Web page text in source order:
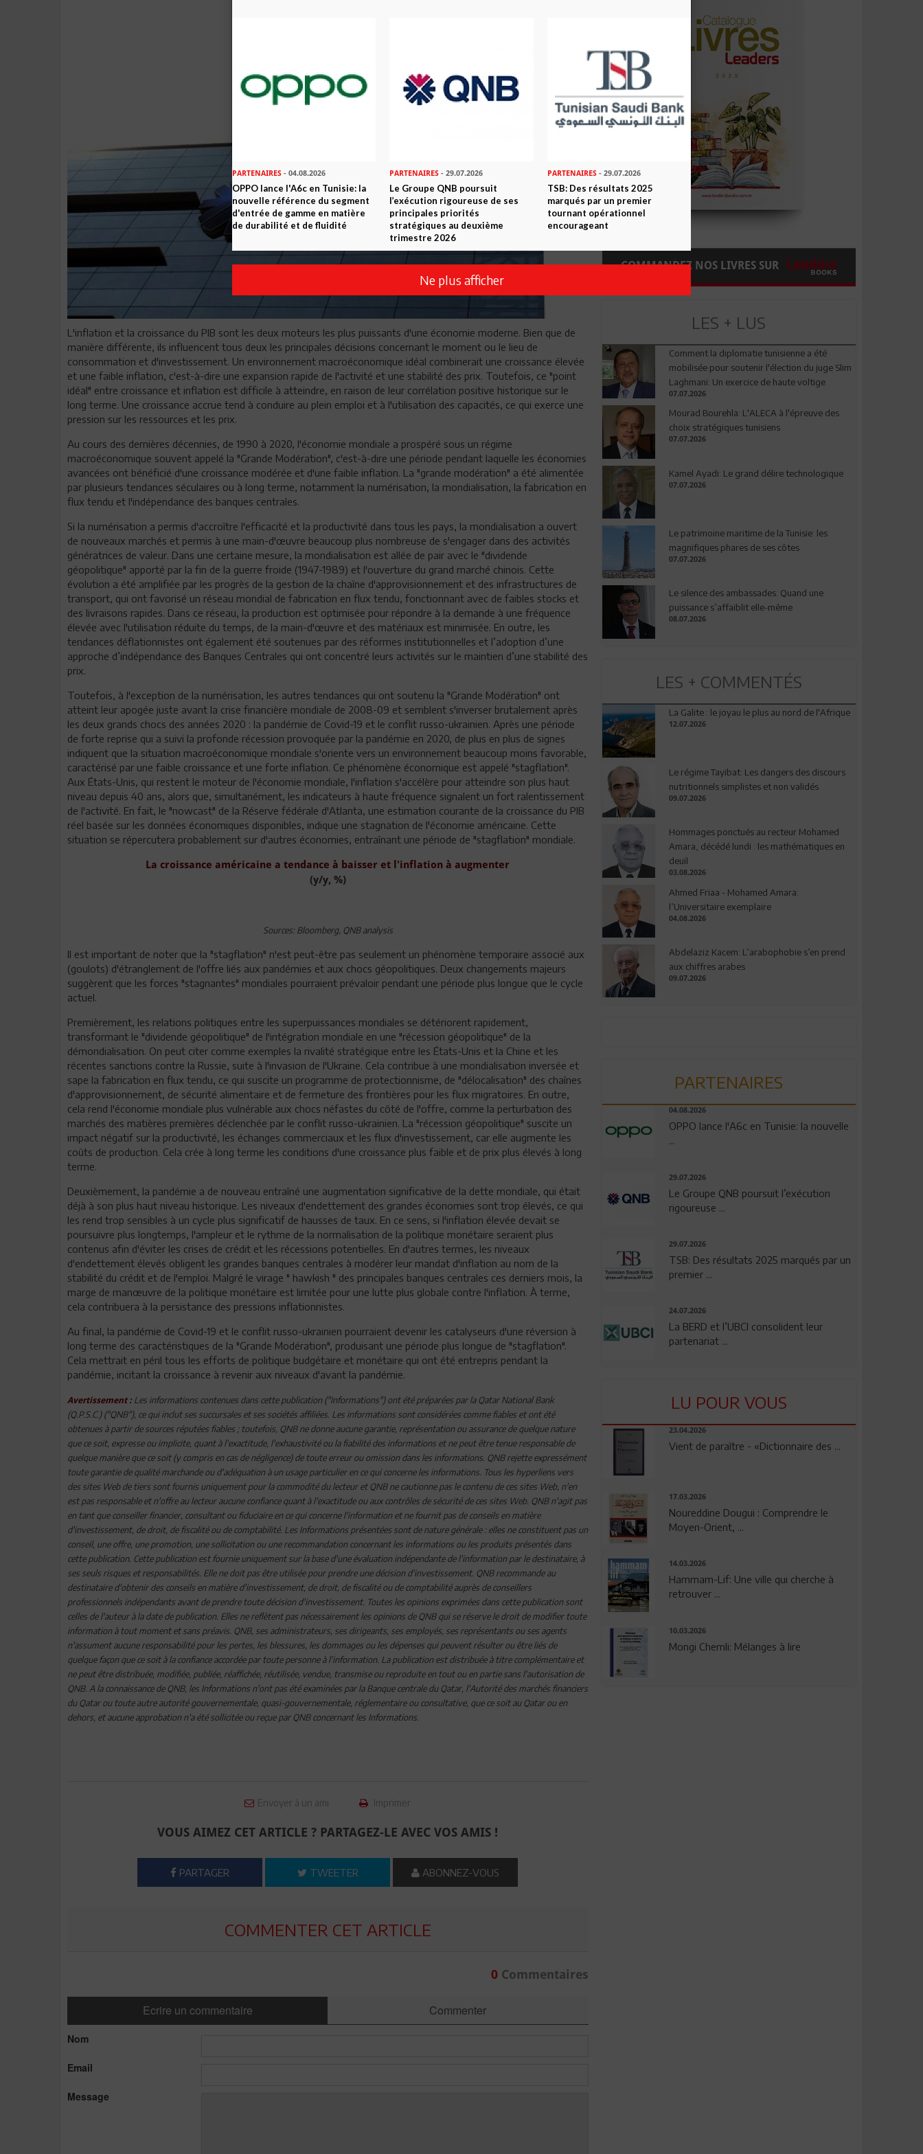
L'inflation et la croissance du PIB sont les deux moteurs les plus puissants d'une économie moderne. Bien que de
manière différente, ils influencent tous deux les principales décisions concernant le moment ou le lieu de
consommation et d'investissement. Un environnement macroéconomique idéal combinerait une croissance élevée
et une faible inflation, c'est-à-dire une expansion rapide de l'activité et une stabilité des prix. Toutefois, ce "point
idéal" entre croissance et inflation est difficile à atteindre, en raison de leur corrélation positive historique sur le
long terme. Une croissance accrue tend à conduire au plein emploi et à l'utilisation des capacités, ce qui exerce une
pression sur les ressources et les prix.
Au cours des dernières décennies, de 1990 à 2020, l'économie mondiale a prospéré sous un régime
macroéconomique souvent appelé la "Grande Modération", c'est-à-dire une période pendant laquelle les économies
avancées ont bénéficié d'une croissance modérée et d'une faible inflation. La "grande modération" a été alimentée
par plusieurs tendances séculaires ou à long terme, notamment la numérisation, la mondialisation, la fabrication en
flux tendu et l'indépendance des banques centrales.
Si la numérisation a permis d'accroître l'efficacité et la productivité dans tous les pays, la mondialisation a ouvert
de nouveaux marchés et permis à une main-d'œuvre beaucoup plus nombreuse de s'engager dans des activités
génératrices de valeur. Dans une certaine mesure, la mondialisation est allée de pair avec le "dividende
géopolitique" apporté par la fin de la guerre froide (1947-1989) et l'ouverture du grand marché chinois. Cette
évolution a été amplifiée par les progrès de la gestion de la chaîne d'approvisionnement et des infrastructures de
transport, qui ont favorisé un réseau mondial de fabrication en flux tendu, fonctionnant avec de faibles stocks et
des livraisons rapides. Dans ce réseau, la production est optimisée pour répondre à la demande à une fréquence
élevée avec l'utilisation réduite du temps, de la main-d'œuvre et des matériaux est minimisée. En outre, les
tendances déflationnistes ont également été soutenues par des réformes institutionnelles et l’adoption d’une
approche d’indépendance des Banques Centrales qui ont concentré leurs activités sur le maintien d’une stabilité des
prix.
Toutefois, à l'exception de la numérisation, les autres tendances qui ont soutenu la "Grande Modération" ont
atteint leur apogée juste avant la crise financière mondiale de 2008-09 et semblent s'inverser brutalement après
les deux grands chocs des années 2020 : la pandémie de Covid-19 et le conflit russo-ukrainien. Après une période
de forte reprise qui a suivi la profonde récession provoquée par la pandémie en 2020, de plus en plus de signes
indiquent que la situation macroéconomique mondiale s'oriente vers un environnement beaucoup moins favorable,
caractérisé par une faible croissance et une forte inflation. Ce phénomène économique est appelé "stagflation".
Aux États-Unis, qui restent le moteur de l'économie mondiale, l'inflation s'accélère pour atteindre son plus haut
niveau depuis 40 ans, alors que, simultanément, les indicateurs à haute fréquence signalent un fort ralentissement
de l'activité. En fait, le "nowcast" de la Réserve fédérale d'Atlanta, une estimation courante de la croissance du PIB
réel basée sur les données économiques disponibles, indique une stagnation de l'économie américaine. Cette
situation se répercutera probablement sur d'autres économies, entraînant une période de "stagflation" mondiale.
La croissance américaine a tendance à baisser et l'inflation à augmenter
(y/y, %)
Sources: Bloomberg, QNB analysis
Il est important de noter que la "stagflation" n'est peut-être pas seulement un phénomène temporaire associé aux
(goulots) d'étranglement de l'offre liés aux pandémies et aux chocs géopolitiques. Deux changements majeurs
suggèrent que les forces "stagnantes" mondiales pourraient prévaloir pendant une période plus longue que le cycle
actuel.
Premièrement, les relations politiques entre les superpuissances mondiales se détériorent rapidement,
transformant le "dividende géopolitique" de l'intégration mondiale en une "récession géopolitique" de la
démondialisation. On peut citer comme exemples la rivalité stratégique entre les États-Unis et la Chine et les
récentes sanctions contre la Russie, suite à l'invasion de l'Ukraine. Cela contribue à une mondialisation inversée et
sape la fabrication en flux tendu, ce qui suscite un programme de protectionnisme, de "délocalisation" des chaînes
d'approvisionnement, de sécurité alimentaire et de fermeture des frontières pour les flux migratoires. En outre,
cela rend l'économie mondiale plus vulnérable aux chocs néfastes du côté de l'offre, comme la perturbation des
marchés des matières premières déclenchée par le conflit russo-ukrainien. La "récession géopolitique" suscite un
impact négatif sur la productivité, les échanges commerciaux et les flux d'investissement, car elle augmente les
coûts de production. Cela crée à long terme les conditions d'une croissance plus faible et de prix plus élevés à long
terme.
Deuxièmement, la pandémie a de nouveau entraîné une augmentation significative de la dette mondiale, qui était
déjà à son plus haut niveau historique. Les niveaux d'endettement des grandes économies sont trop élevés, ce qui
les rend trop sensibles à un cycle plus significatif de hausses de taux. En ce sens, si l'inflation élevée devait se
poursuivre plus longtemps, l'ampleur et le rythme de la normalisation de la politique monétaire seraient plus
contenus afin d'éviter les crises de crédit et les récessions potentielles. En d'autres termes, les niveaux
d'endettement élevés obligent les grandes banques centrales à modérer leur mandat d'inflation au nom de la
stabilité du crédit et de l'emploi. Malgré le virage " hawkish " des principales banques centrales ces derniers mois, la
marge de manœuvre de la politique monétaire est limitée pour une lutte plus globale contre l'inflation. À terme,
cela contribuera à la persistance des pressions inflationnistes.
Au final, la pandémie de Covid-19 et le conflit russo-ukrainien pourraient devenir les catalyseurs d'une réversion à
long terme des caractéristiques de la "Grande Modération", produisant une période plus longue de "stagflation".
Cela mettrait en péril tous les efforts de politique budgétaire et monétaire qui ont été entrepris pendant la
pandémie, incitant la croissance à revenir aux niveaux d'avant la pandémie.
Avertissement : Les informations contenues dans cette publication ("Informations") ont été préparées par la Qatar National Bank
(Q.P.S.C.) ("QNB"), ce qui inclut ses succursales et ses sociétés affiliées. Les informations sont considérées comme fiables et ont été
obtenues à partir de sources réputées fiables ; toutefois, QNB ne donne aucune garantie, représentation ou assurance de quelque nature
que ce soit, expresse ou implicite, quant à l'exactitude, l'exhaustivité ou la fiabilité des informations et ne peut être tenue responsable de
quelque manière que ce soit (y compris en cas de négligence) de toute erreur ou omission dans les informations. QNB rejette expressément
toute garantie de qualité marchande ou d'adéquation à un usage particulier en ce qui concerne les informations. Tous les hyperliens vers
des sites Web de tiers sont fournis uniquement pour la commodité du lecteur et QNB ne cautionne pas le contenu de ces sites Web, n'en
est pas responsable et n'offre au lecteur aucune confiance quant à l'exactitude ou aux contrôles de sécurité de ces sites Web. QNB n'agit pas
en tant que conseiller financier, consultant ou fiduciaire en ce qui concerne l'information et ne fournit pas de conseils en matière
d'investissement, de droit, de fiscalité ou de comptabilité. Les Informations présentées sont de nature générale : elles ne constituent pas un
conseil, une offre, une promotion, une sollicitation ou une recommandation concernant les informations ou les produits présentés dans
cette publication. Cette publication est fournie uniquement sur la base d'une évaluation indépendante de l'information par le destinataire, à
ses seuls risques et responsabilités. Elle ne doit pas être utilisée pour prendre une décision d'investissement. QNB recommande au
destinataire d'obtenir des conseils en matière d'investissement, de droit, de fiscalité ou de comptabilité auprès de conseillers
professionnels indépendants avant de prendre toute décision d'investissement. Toutes les opinions exprimées dans cette publication sont
celles de l'auteur à la date de publication. Elles ne reflètent pas nécessairement les opinions de QNB qui se réserve le droit de modifier toute
information à tout moment et sans préavis. QNB, ses administrateurs, ses dirigeants, ses employés, ses représentants ou ses agents
n'assument aucune responsabilité pour les pertes, les blessures, les dommages ou les dépenses qui peuvent résulter ou être liés de
quelque façon que ce soit à la confiance accordée par toute personne à l'information. La publication est distribuée à titre complémentaire et
ne peut être distribuée, modifiée, publiée, réaffichée, réutilisée, vendue, transmise ou reproduite en tout ou en partie sans l'autorisation de
QNB. A la connaissance de QNB, les Informations n'ont pas été examinées par la Banque centrale du Qatar, l'Autorité des marchés financiers
du Qatar ou toute autre autorité gouvernementale, quasi-gouvernementale, réglementaire ou consultative, que ce soit au Qatar ou en
dehors, et aucune approbation n'a été sollicitée ou reçue par QNB concernant les Informations.
Envoyer à un ami Imprimer
VOUS AIMEZ CET ARTICLE ? PARTAGEZ-LE AVEC VOS AMIS !
PARTAGER TWEETER ABONNEZ-VOUS
COMMENTER CET ARTICLE
0Commentaires
Ecrire un commentaire Commenter
Nom
Email
Message
COMMANDEZ NOS LIVRES SUR
LES + LUS
Comment la diplomatie tunisienne a été
mobilisée pour soutenir l'élection du juge Slim
Laghmani: Un exercice de haute voltige
07.07.2026
Mourad Bourehla: L'ALECA à l'épreuve des
choix stratégiques tunisiens
07.07.2026
Kamel Ayadi: Le grand délire technologique
07.07.2026
Le patrimoine maritime de la Tunisie: les
magnifiques phares de ses côtes
07.07.2026
Le silence des ambassades: Quand une
puissance s’affaiblit elle-même
08.07.2026
LES + COMMENTÉS
La Galite : le joyau le plus au nord de l'Afrique
12.07.2026
Le régime Tayibat: Les dangers des discours
nutritionnels simplistes et non validés
09.07.2026
Hommages ponctués au recteur Mohamed
Amara, décédé lundi : les mathématiques en
deuil
03.08.2026
Ahmed Friaa - Mohamed Amara:
l’Universitaire exemplaire
04.08.2026
Abdelaziz Kacem: L’arabophobie s’en prend
aux chiffres arabes
09.07.2026
PARTENAIRES
04.08.2026
OPPO lance l'A6c en Tunisie: la nouvelle
...
29.07.2026
Le Groupe QNB poursuit l’exécution
rigoureuse ...
29.07.2026
TSB: Des résultats 2025 marqués par un
premier ...
24.07.2026
La BERD et l’UBCI consolident leur
partenariat ...
LU POUR VOUS
23.04.2026
Vient de paraître - «Dictionnaire des ...
17.03.2026
Noureddine Dougui : Comprendre le
Moyen-Orient, ...
14.03.2026
Hammam-Lif: Une ville qui cherche à
retrouver ...
10.03.2026
Mongi Chemli: Mélanges à lire
PARTENAIRES - 04.08.2026
OPPO lance l'A6c en Tunisie: la
nouvelle référence du segment
d'entrée de gamme en matière
de durabilité et de fluidité
PARTENAIRES - 29.07.2026
Le Groupe QNB poursuit
l’exécution rigoureuse de ses
principales priorités
stratégiques au deuxième
trimestre 2026
PARTENAIRES- 29.07.2026
TSB: Des résultats 2025
marqués par un premier
tournant opérationnel
encourageant
Ne plus afficher